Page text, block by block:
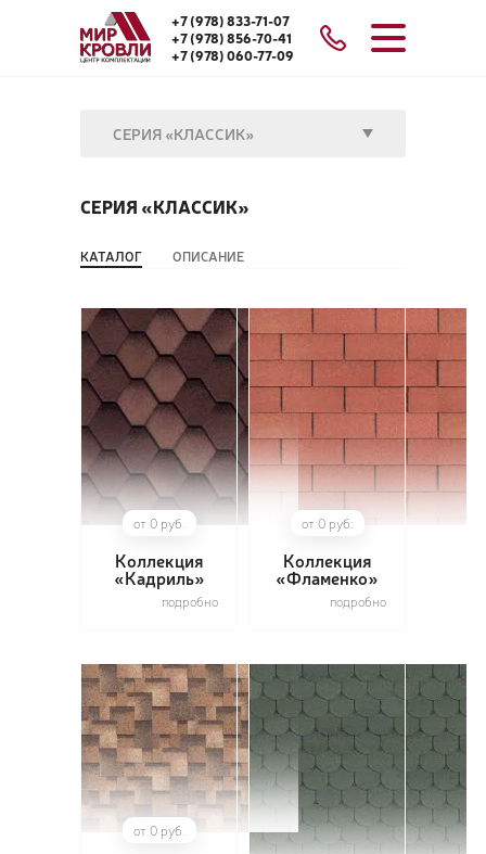
+7 (978) 833-71-07
+7 (978) 856-70-41
+7 (978) 060-77-09
СЕРИЯ «КЛАССИК»
СЕРИЯ «КЛАССИК»
КАТАЛОГ ОПИСАНИЕ
от 0 руб.
Коллекция
«Кадриль»
подробно
от 0 руб.
Коллекция
«Фламенко»
подробно
от 0 руб.